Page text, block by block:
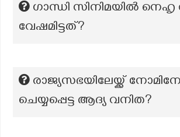
ഗാന്ധി സിനിമയിൽ നെഹൃ
വേഷമിട്ടത്?
രാജ്യസഭയിലേയ്ക്ക്
ചെയ്യപ്പെട്ട ആദ്യ വനിത?